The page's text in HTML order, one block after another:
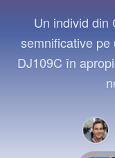
Contact
Un individ din
semnificative
DJ109C în